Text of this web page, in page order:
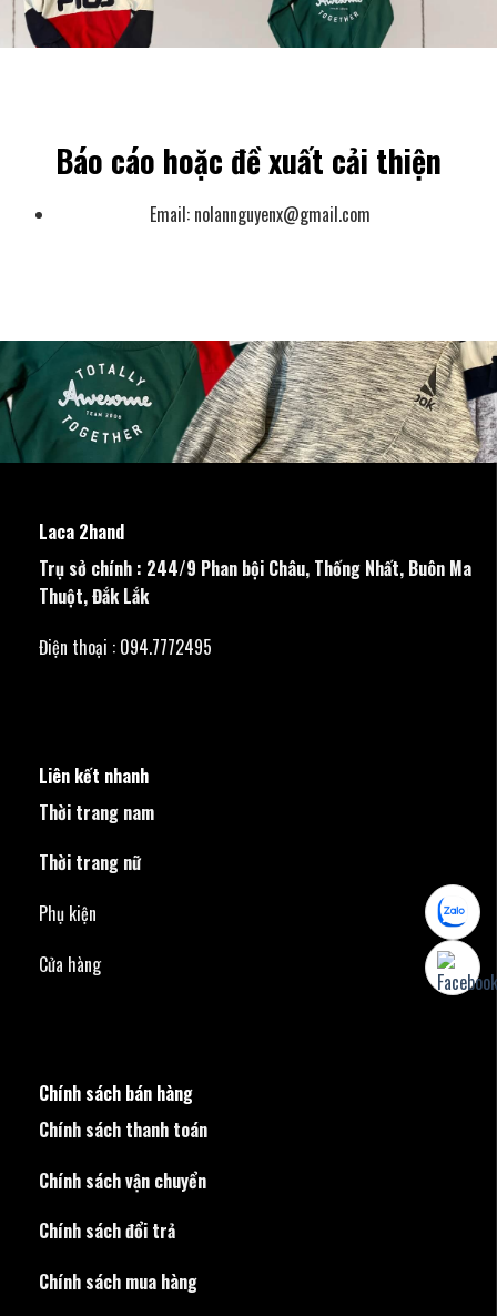
Báo cáo hoặc đề xuất cải thiện
Email: nolannguyenx@gmail.com
Laca 2hand
Trụ sở chính : 244/9 Phan bội Châu, Thống Nhất, Buôn Ma
Thuột, Đắk Lắk
Điện thoại : 094.7772495
Liên kết nhanh
Thời trang nam
Thời trang nữ
Phụ kiện
Cửa hàng
Chính sách bán hàng
Chính sách thanh toán
Chính sách vận chuyển
Chính sách đổi trả
Chính sách mua hàng